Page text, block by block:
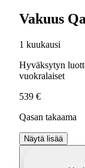
Vakuus
1 kuukausi
Hyväksytyn
vuokralaiset
539 €
Qasan takaama
Näytä lisää